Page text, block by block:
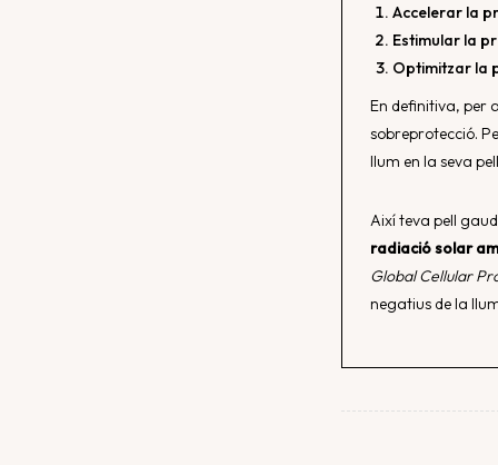
Accelerar la
Estimular la
Optimitzar la
En definitiva, per
sobreprotecció.
llum en la seva
Així teva pell
radiació solar
Global Cellular
negatius de la